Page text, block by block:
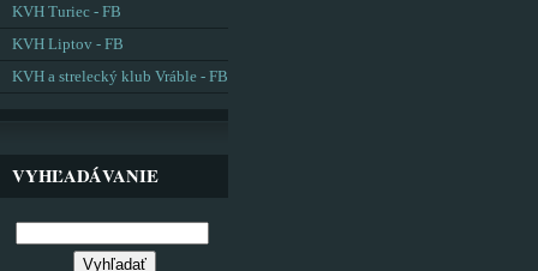
KVH Turiec - FB
KVH Liptov - FB
KVH a strelecký klub Vráble - FB
VYHĽADÁVANIE